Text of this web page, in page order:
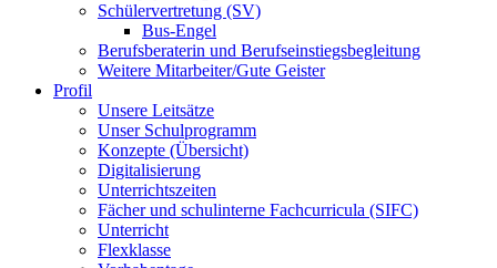
Schülervertretung (SV)
Bus-Engel
Berufsberaterin und Berufseinstiegsbegleitung
Weitere Mitarbeiter/Gute Geister
Profil
Unsere Leitsätze
Unser Schulprogramm
Konzepte (Übersicht)
Digitalisierung
Unterrichtszeiten
Fächer und schulinterne Fachcurricula (SIFC)
Unterricht
Flexklasse